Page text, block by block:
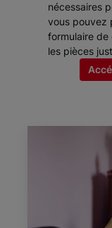
nécessaires
vous pouvez
formulaire de
les pièces